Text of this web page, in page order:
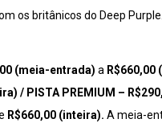
os britânicos do Deep Purple.
(meia-entrada) a R$660,00
/ PISTA PREMIUM –
R$660,00 (inteira). A meia-